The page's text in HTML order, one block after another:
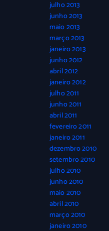
julho 2013
junho 2013
maio 2013
março 2013
janeiro 2013
junho 2012
abril 2012
janeiro 2012
julho 2011
junho 2011
abril 2011
fevereiro 2011
janeiro 2011
dezembro 2010
setembro 2010
julho 2010
junho 2010
maio 2010
abril 2010
março 2010
janeiro 2010